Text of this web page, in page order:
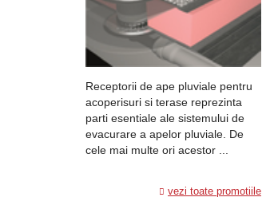
Receptorii de ape pluviale pentru
acoperisuri si terase reprezinta
parti esentiale ale sistemului de
evacurare a apelor pluviale. De
cele mai multe ori acestor ...
vezi toate promotiile